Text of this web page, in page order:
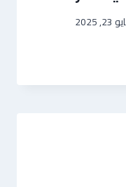
2025